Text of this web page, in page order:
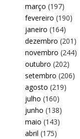
março (197)
fevereiro (190)
janeiro (164)
dezembro (201)
novembro (244)
outubro (202)
setembro (206)
agosto (219)
julho (160)
junho (138)
maio (143)
abril (175)